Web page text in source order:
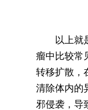
以上就
瘤中比较常
转移扩散，
清除体内的
邪侵袭，导